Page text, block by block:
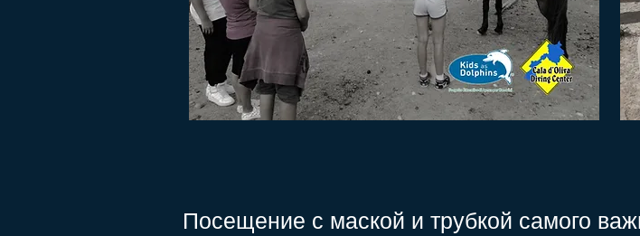
Посещение с маской и трубкой самого